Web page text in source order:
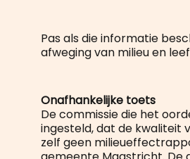
Pas als die informatie
afweging van milieu en
Onafhankelijke toets
De commissie die het
ingesteld, dat de kwaliteit
zelf geen